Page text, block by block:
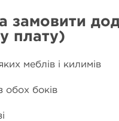
замовити
плату)
меблів і килимів
обох боків